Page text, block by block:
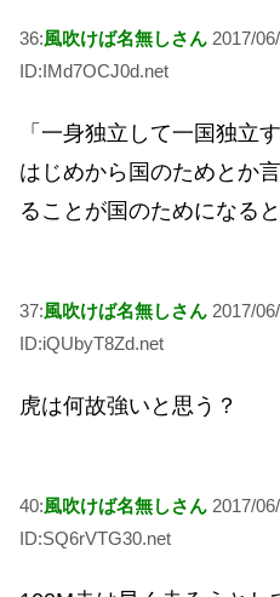
36:風吹けば名無しさん 2017/
ID:IMd7OCJ0d.net
「一身独立して一国独立す
はじめから国のためとか
ることが国のためになる
37:風吹けば名無しさん 2017/
ID:iQUbyT8Zd.net
虎は何故強いと思う？
40:風吹けば名無しさん 2017/
ID:SQ6rVTG30.net